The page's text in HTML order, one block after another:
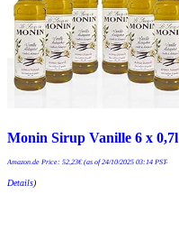
Monin Sirup Vanille 6 x 0,7l
Amazon.de Price: 52,23€(as of 24/10/2025 03:14 PST-
Details)